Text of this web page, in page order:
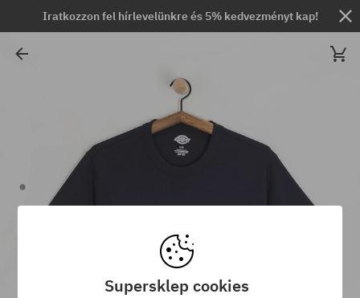
Iratkozzon fel hírlevelünkre és 5% kedvezményt kap!
Supersklep cookies